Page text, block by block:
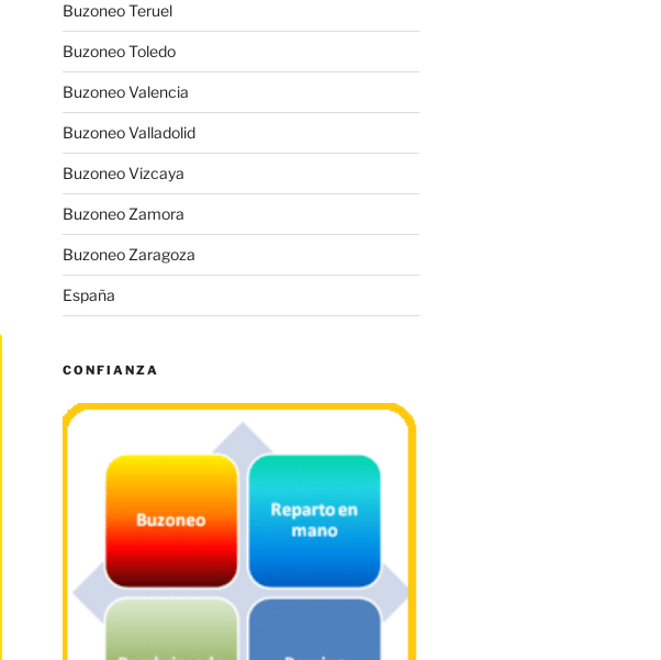
Buzoneo Teruel
Buzoneo Toledo
Buzoneo Valencia
Buzoneo Valladolid
Buzoneo Vizcaya
Buzoneo Zamora
Buzoneo Zaragoza
España
CONFIANZA